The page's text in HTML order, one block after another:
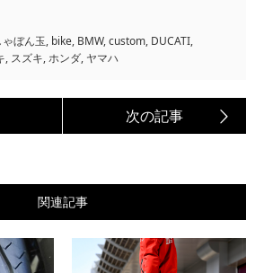
ゃぼん玉, bike, BMW,custom, DUCATI,
, スズキ,ホンダ, ヤマハ
関連記事